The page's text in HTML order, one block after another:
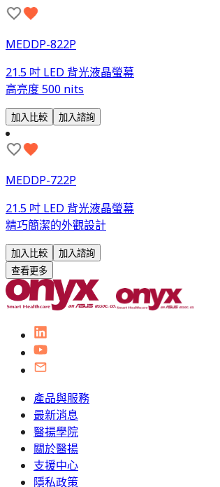
MEDDP-822P
21.5 吋 LED 背光液晶螢幕
高亮度 500 nits
加入比較 加入諮詢
MEDDP-722P
21.5 吋 LED 背光液晶螢幕
精巧簡潔的外觀設計
加入比較
加入諮詢
查看更多
產品與服務
最新消息
醫揚學院
關於醫揚
支援中心
隱私政策